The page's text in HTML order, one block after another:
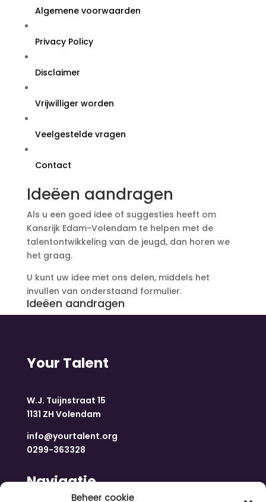
Beheer cookie
Algemene voorwaarden
Privacy Policy
Disclaimer
Vrijwilliger worden
Veelgestelde vragen
Contact
Ideëen aandragen
Als u een goed idee of suggesties heeft om
Kansrijk Edam-Volendam te helpen met de
talentontwikkeling van de jeugd, dan horen we
het graag.
U kunt uw idee met ons delen, middels het
invullen van onderstaand formulier.
Ideëen aandragen
Your Talent
W.J. Tuijnstraat 15
1131 ZH Volendam
info@yourtalent.org
0299-363328
Navigatie